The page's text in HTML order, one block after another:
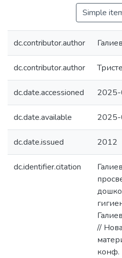
Simple
dc.contributor.author
dc.contributor.author
dc.date.accessioned
dc.date.available
dc.date.issued 2012
dc.identifier.citation
//
конф.